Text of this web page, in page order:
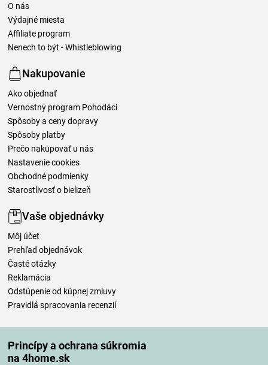
Princípy a ochrana súkromia
na 4home.sk
O nás
Výdajné miesta
Affiliate program
Nenech to být - Whistleblowing
Nakupovanie
Ako objednať
Vernostný program Pohodáci
Spôsoby a ceny dopravy
Spôsoby platby
Prečo nakupovať u nás
Nastavenie cookies
Obchodné podmienky
Starostlivosť o bielizeň
Vaše objednávky
Môj účet
Prehľad objednávok
Časté otázky
Reklamácia
Odstúpenie od kúpnej zmluvy
Pravidlá spracovania recenzií